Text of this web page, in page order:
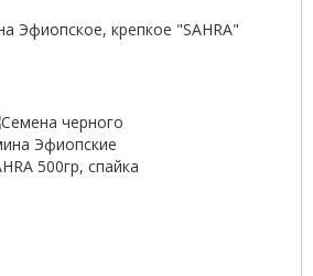
Эфиопское, крепкое "SAHRA"